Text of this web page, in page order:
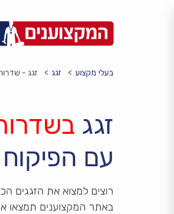
בעלי מקצוע זגג זגג -
זגג
עם
רוצים למצוא את הזגגים
באתר המקצוענים תמצאו